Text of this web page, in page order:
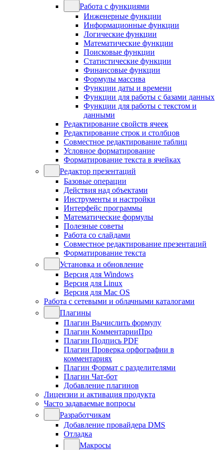
Работа с функциями
Инженерные функции
Информационные функции
Логические функции
Математические функции
Поисковые функции
Статистические функции
Финансовые функции
Формулы массива
Функции даты и времени
Функции для работы с базами данных
Функции для работы с текстом и
данными
Редактирование свойств ячеек
Редактирование строк и столбцов
Совместное редактирование таблиц
Условное форматирование
Форматирование текста в ячейках
Редактор презентаций
Базовые операции
Действия над объектами
Инструменты и настройки
Интерфейс программы
Математические формулы
Полезные советы
Работа со слайдами
Совместное редактирование презентаций
Форматирование текста
Установка и обновление
Версия для Windows
Версия для Linux
Версия для Mac OS
Работа с сетевыми и облачными каталогами
Плагины
Плагин Вычислить формулу
Плагин КомментарииПро
Плагин Подпись PDF
Плагин Проверка орфографии в
комментариях
Плагин Формат с разделителями
Плагин Чат-бот
Добавление плагинов
Лицензии и активация продукта
Часто задаваемые вопросы
Разработчикам
Добавление провайдера DMS
Отладка
Макросы